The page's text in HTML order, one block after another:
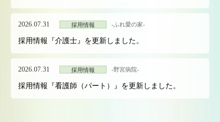
2026.07.31 採用情報 -ふれ愛の家-
採用情報『介護士』を更新しました。
2026.07.31 採用情報 -野宮病院-
採用情報『看護師（パート）』を更新しました。